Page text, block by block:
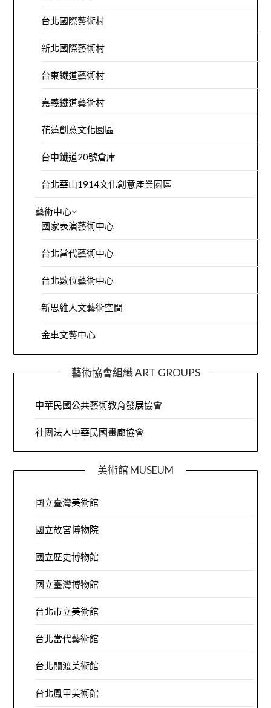
台北國際藝術村
新北國際藝術村
台東鐵道藝術村
嘉義鐵道藝術村
花蓮創意文化園區
台中鐵道20號倉庫
台北華山1914文化創意產業園區
藝術中心
國家表演藝術中心
台北當代藝術中心
台北數位藝術中心
新思維人文藝術空間
金車文藝中心
藝術協會組織 ART GROUPS
中華民國公共藝術教育發展協會
社團法人中華民國畫廊協會
美術館 MUSEUM
國立臺灣美術館
國立故宮博物院
國立歷史博物館
國立臺灣博物館
台北市立美術館
台北當代藝術館
台北關渡美術館
台北鳳甲美術館